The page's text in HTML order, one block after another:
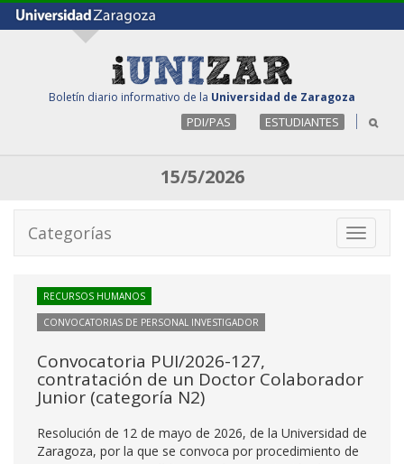
Boletín diario informativo de la Universidad de Zaragoza
PDI/PAS ESTUDIANTES
15/5/2026
Toggle
Categorías
RECURSOS HUMANOS
CONVOCATORIAS DE PERSONAL INVESTIGADOR
Convocatoria PUI/2026-127,
contratación de un Doctor Colaborador
Junior (categoría N2)
Resolución de 12 de mayo de 2026, de la Universidad de
Zaragoza, por la que se convoca por procedimiento de